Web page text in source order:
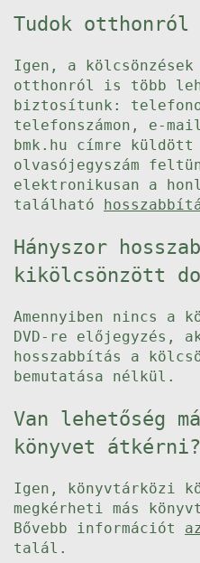
Tudok otthonról
Igen, a kölcsönzések
otthonról is több
biztosítunk:
telefonszámon, e-
bmk.hu címre
olvasójegyszám
elektronikusan a
található
Hányszor
kikölcsönzött
Amennyiben nincs a
DVD-re előjegyzés,
hosszabbítás a
bemutatása nélkül.
Van lehetőség
könyvet átkérni?
Igen, könyvtárközi
megkérheti más
Bővebb információt
talál.